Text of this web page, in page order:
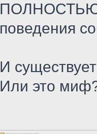
ПОЛНОСТЬЮ
поведения
И
Или это